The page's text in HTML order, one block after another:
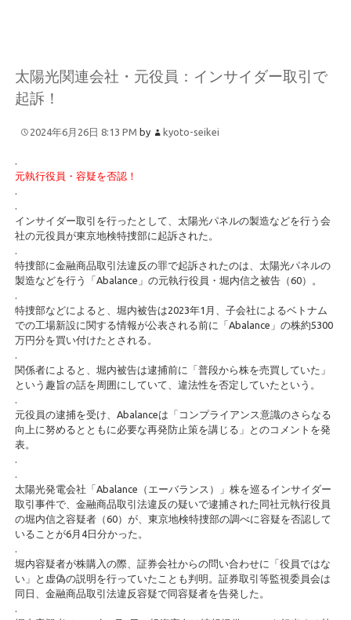
太陽光関連会社・元役員：インサイダー取引で
起訴！
2024年6月26日 8:13 PM by kyoto-seikei
.
元執行役員・容疑を否認！
.
.
インサイダー取引を行ったとして、太陽光パネルの製造などを行う会
社の元役員が東京地検特捜部に起訴された。
.
特捜部に金融商品取引法違反の罪で起訴されたのは、太陽光パネルの
製造などを行う「Abalance」の元執行役員・堀内信之被告（60）。
.
特捜部などによると、堀内被告は2023年1月、子会社によるベトナム
での工場新設に関する情報が公表される前に「Abalance」の株約5300
万円分を買い付けたとされる。
.
関係者によると、堀内被告は逮捕前に「普段から株を売買していた」
という趣旨の話を周囲にしていて、違法性を否定していたという。
.
元役員の逮捕を受け、Abalanceは「コンプライアンス意識のさらなる
向上に努めるとともに必要な再発防止策を講じる」とのコメントを発
表。
.
.
太陽光発電会社「Abalance（エーバランス）」株を巡るインサイダー
取引事件で、金融商品取引法違反の疑いで逮捕された同社元執行役員
の堀内信之容疑者（60）が、東京地検特捜部の調べに容疑を否認して
いることが6月4日分かった。
.
堀内容疑者が株購入の際、証券会社からの問い合わせに「役員ではな
い」と虚偽の説明を行っていたことも判明。証券取引等監視委員会は
同日、金融商品取引法違反容疑で同容疑者を告発した。
.